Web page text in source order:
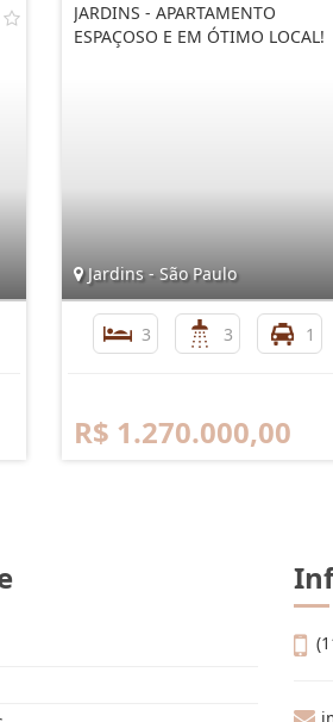
JARDINS - APARTAMENTO
ESPAÇOSO E EM ÓTIMO LOCAL!
Jardins - São Paulo
3 3 1
R$ 1.270.000,00